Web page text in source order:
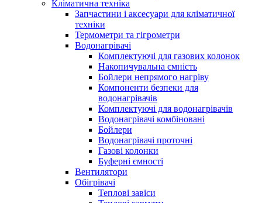
Кліматична техніка
Запчастини і аксесуари для кліматичної
техніки
Термометри та гігрометри
Водонагрівачі
Комплектуючі для газових колонок
Накопичувальна ємність
Бойлери непрямого нагріву
Компоненти безпеки для
водонагрівачів
Комплектуючі для водонагрівачів
Водонагрівачі комбіновані
Бойлери
Водонагрівачі проточні
Газові колонки
Буферні ємності
Вентилятори
Обігрівачі
Теплові завіси